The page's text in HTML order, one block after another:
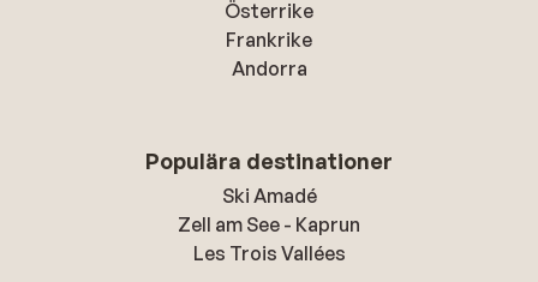
Österrike
Frankrike
Andorra
Populära destinationer
Ski Amadé
Zell am See - Kaprun
Les Trois Vallées